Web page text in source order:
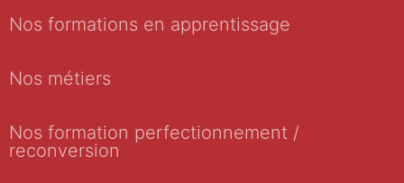
Nos formations en apprentissage
Nos métiers
Nos formation perfectionnement /
reconversion